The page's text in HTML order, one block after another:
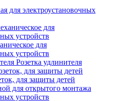
для электроустановочных
для
устройств
Розетка удлинителя
для защиты детей